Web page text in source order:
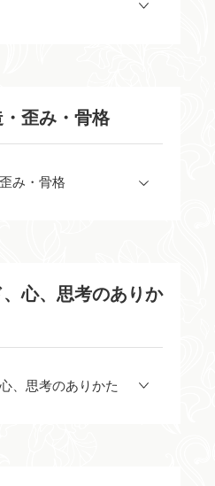
歪み・骨格
み・骨格
心、思考のありか
、思考のありかた